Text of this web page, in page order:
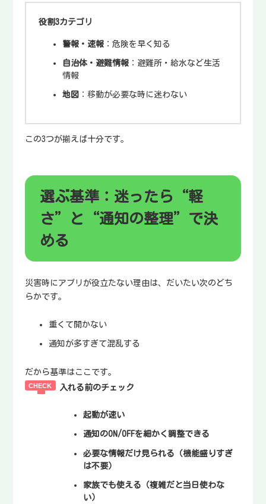
役割3カテゴリ
警報・速報 ：危険を早く知る
自治体・避難情報 ：避難所・給水など生活
情報
地図 ：移動が必要な時に迷わない
この3つが揃えば十分です。
選ぶ基準：迷ったら“軽
さ”と“通知の整理”で決
める
災害時にアプリが役立たない理由は、だいたい次のどち
らかです。
重くて開かない
通知が多すぎて混乱する
だから基準はここです。
入れる前のチェック
起動が速い
通知のON/OFFを細かく調整できる
必要な情報だけ見られる （機能盛りすぎ
は不要）
家族でも使える （複雑だと当日使わな
い）